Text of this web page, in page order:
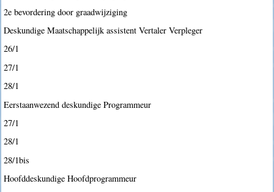
2e bevordering door graadwijziging
Deskundige Maatschappelijk assistent Vertaler Verpleger
26/1
27/1
28/1
Eerstaanwezend deskundige Programmeur
27/1
28/1
28/1bis
Hoofddeskundige Hoofdprogrammeur